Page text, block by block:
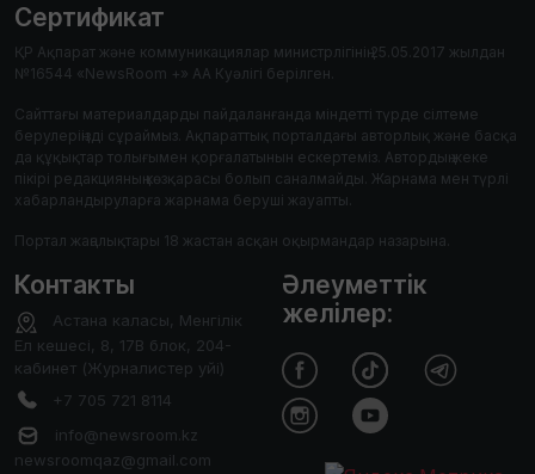
Сертификат
ҚР Ақпарат және коммуникациялар министрлігінің 25.05.2017 жылдан
№16544 «NewsRoom +» АА Куәлігі берілген.
Сайттағы материалдарды пайдаланғанда міндетті түрде сілтеме
берулеріңізді сұраймыз. Ақпараттық порталдағы авторлық және басқа
да құқықтар толығымен қорғалатынын ескертеміз. Автордың жеке
пікірі редакцияның көзқарасы болып саналмайды. Жарнама мен түрлі
хабарландыруларға жарнама беруші жауапты.
Портал жаңалықтары 18 жастан асқан оқырмандар назарына.
Контакты
Астана каласы, Менгілік
Ел кешесі, 8, 17В блок, 204-
кабинет (Журналистер уйі)
+7 705 721 8114
info@newsroom.kz
newsroomqaz@gmail.com
Әлеуметтік
желілер: